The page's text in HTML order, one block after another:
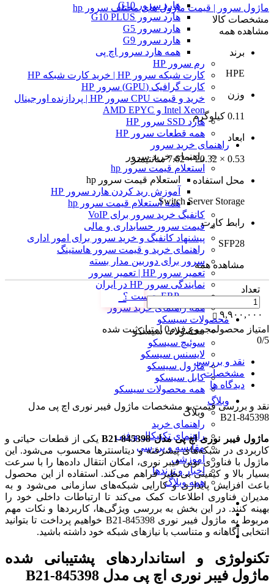
هارد سرور G10
هارد سرور G10 PLUS
هارد سرور G5
هارد سرور G9
همه هارد سرور اچ پی
رم سرور HP
کارت شبکه سرور HP | خرید کارت شبکه HP
کارت گرافیک (GPU) سرور HP
خرید و قیمت CPU سرور HP | پردازنده اورجینال
Intel Xeon و AMD EPYC
هارد SSD سرور HP
همه قطعات سرور HP
راهنمای خرید سرور
راهنمای خرید سرور
استعلام قیمت سرور hp
استعلام قیمت سرور hp
آموزش ريد كردن هارد سرور HP
همه استعلام قیمت سرور hp
کانفیگ خرید سرور برای VoIP
قیمت سرور حسابداری و مالی
پیشنهاد کانفیگ و خرید سرور برای امور اداری
راهنمای خرید و قیمت سرور هاستینگ
سرور برای دوربین مدار بسته
تعمیر سرور HP | تعمیر سرور
نمایندگی سرور HP در ایران
سرور ERP چیست ؟
همه راهنمای خرید سرور
محصولات سیسکو
محصولات سیسکو
سوئیچ سیسکو
لایسنس سیسکو
ماژول سیسکو
کابل سیسکو
همه محصولات سیسکو
وبلاگ
وبلاگ
راهنمای خرید
راهنمای تکنیکال و فنی
مقایسه و بررسی
آموزشی
اخبار و ترندها
همه وبلاگ
ماژول سرور | قیمت ماژول های مختلف سرور hp
مشخصات کالا
مشاهده همه
برند
HPE
وزن
0.11 کیلوگرم
ابعاد
0.53 × 20.32 × 7.62 سانتیمتر
محل استفاده
Switch Server Storage
رابط کارت
SFP28
مشاهده همه
تعداد
۹,۹۰۰,۰۰۰
امتیاز محصولمجموع فرم0 امتیاز ثبت شده
0/5
نقد و بررسی
مشخصات
دیدگاه ها
نقد و بررسیقیمت و مشخصات ماژول فیبر نوری اچ پی مدل
845398-B21
ماژول فیبر نوری اچ پی مدل 845398-B21
یکی از قطعات حیاتی و
کاربردی در شبکه‌های پیشرفته و دیتاسنترها محسوب می‌شود. این
ماژول با فناوری نوین فیبر نوری، امکان انتقال داده‌ها را با سرعت
بسیار بالا و کیفیتی بی‌نظیر فراهم می‌کند. استفاده از این محصول
باعث افزایش پایداری و کارایی شبکه‌های سازمانی می‌شود و به
مدیران فناوری اطلاعات کمک می‌کند تا ارتباطات داخلی خود را
بهینه کنند. در این بخش به بررسی ویژگی‌ها، کاربردها و نکات مهم
مربوط به ماژول فیبر نوری 845398-B21 خواهیم پرداخت تا بتوانید
انتخابی آگاهانه و متناسب با نیازهای شبکه خود داشته باشید.
تکنولوژی و استانداردهای پشتیبانی شده
ماژول فیبر نوری اچ پی مدل 845398-B21